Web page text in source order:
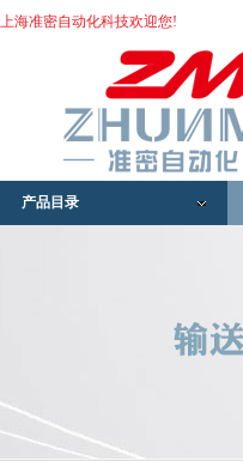
上海准密自动化科技欢迎您!
产品目录